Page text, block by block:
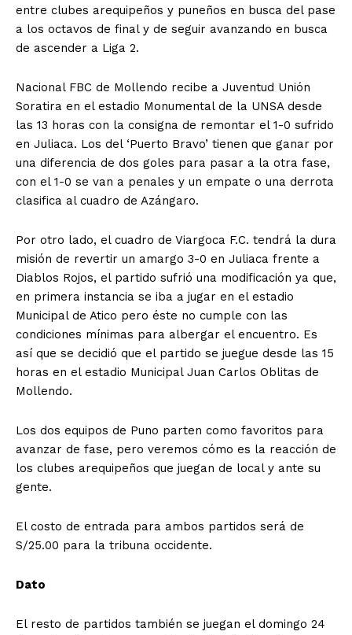
entre clubes arequipeños y puneños en busca del pase
a los octavos de final y de seguir avanzando en busca
de ascender a Liga 2.
Nacional FBC de Mollendo recibe a Juventud Unión
Soratira en el estadio Monumental de la UNSA desde
las 13 horas con la consigna de remontar el 1-0 sufrido
en Juliaca. Los del ‘Puerto Bravo’ tienen que ganar por
una diferencia de dos goles para pasar a la otra fase,
con el 1-0 se van a penales y un empate o una derrota
clasifica al cuadro de Azángaro.
Por otro lado, el cuadro de Viargoca F.C. tendrá la dura
misión de revertir un amargo 3-0 en Juliaca frente a
Diablos Rojos, el partido sufrió una modificación ya que,
en primera instancia se iba a jugar en el estadio
Municipal de Atico pero éste no cumple con las
condiciones mínimas para albergar el encuentro. Es
así que se decidió que el partido se juegue desde las 15
horas en el estadio Municipal Juan Carlos Oblitas de
Mollendo.
Los dos equipos de Puno parten como favoritos para
avanzar de fase, pero veremos cómo es la reacción de
los clubes arequipeños que juegan de local y ante su
gente.
El costo de entrada para ambos partidos será de
S/25.00 para la tribuna occidente.
Dato
El resto de partidos también se juegan el domingo 24